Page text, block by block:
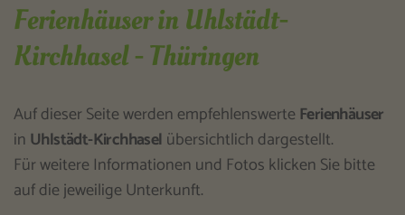
Ferienhäuser in Uhlstädt-
Kirchhasel - Thüringen
Auf dieser Seite werden empfehlenswerte Ferienhäuser
in Uhlstädt-Kirchhasel übersichtlich dargestellt.
Für weitere Informationen und Fotos klicken Sie bitte
auf die jeweilige Unterkunft.